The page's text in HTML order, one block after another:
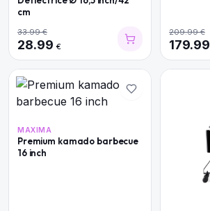
cm
33.99€
28.99 €
209.99€
179.99
MAXIMA
Premium kamado barbecue
16 inch